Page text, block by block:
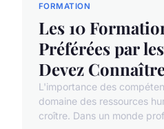
FORMATION
Les 10
Préférées par
Devez
L'importance des
domaine des ressources
croître. Dans un monde